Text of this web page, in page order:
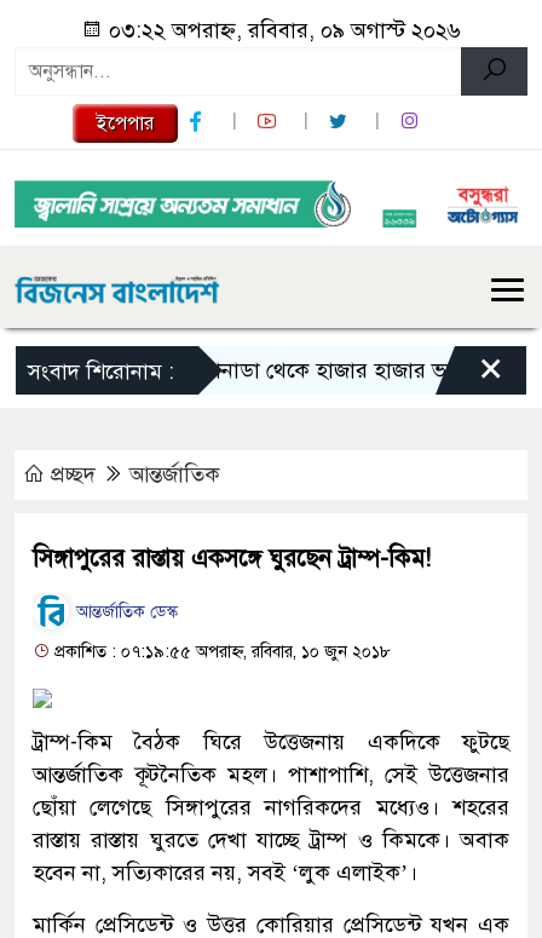
০৩:২২ অপরাহ্ন, রবিবার, ০৯ অগাস্ট ২০২৬
ইপেপার
সংবাদ শিরোনাম :কানাডা থেকে হাজার হাজার ভারতীয় নাগরিক
×
প্রচ্ছদ আন্তর্জাতিক
সিঙ্গাপুরের রাস্তায় একসঙ্গে ঘুরছেন ট্রাম্প-কিম!
আন্তর্জাতিক ডেস্ক
প্রকাশিত : ০৭:১৯:৫৫ অপরাহ্ন, রবিবার, ১০ জুন ২০১৮
ট্রাম্প-কিম বৈঠক ঘিরে উত্তেজনায় একদিকে ফুটছে
আন্তর্জাতিক কূটনৈতিক মহল। পাশাপাশি, সেই উত্তেজনার
ছোঁয়া লেগেছে সিঙ্গাপুরের নাগরিকদের মধ্যেও। শহরের
রাস্তায় রাস্তায় ঘুরতে দেখা যাচ্ছে ট্রাম্প ও কিমকে। অবাক
হবেন না, সত্যিকারের নয়, সবই ‘লুক এলাইক’।
মার্কিন প্রেসিডেন্ট ও উত্তর কোরিয়ার প্রেসিডেন্ট যখন এক